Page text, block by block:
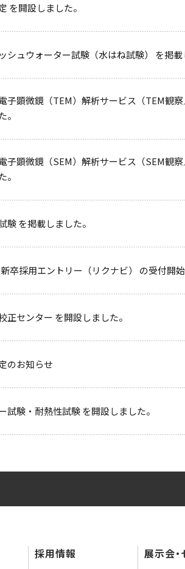
を開設しました。
シュウォーター試験（水はね試験） を掲載
子顕微鏡（TEM）解析サービス（TEM観
。
子顕微鏡（SEM）解析サービス（SEM観
。
験 を掲載しました。
卒採用エントリー（リクナビ） の受付開始
正センター を開設しました。
のお知らせ
試験・耐熱性試験 を開設しました。
採用情報 展示会・